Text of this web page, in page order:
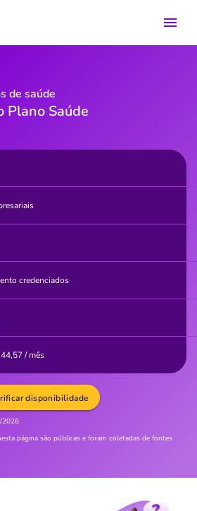
de saúde
Plano Saúde
credenciados
/ mês
2026
página são públicas e foram coletadas de fontes
disponibilidade